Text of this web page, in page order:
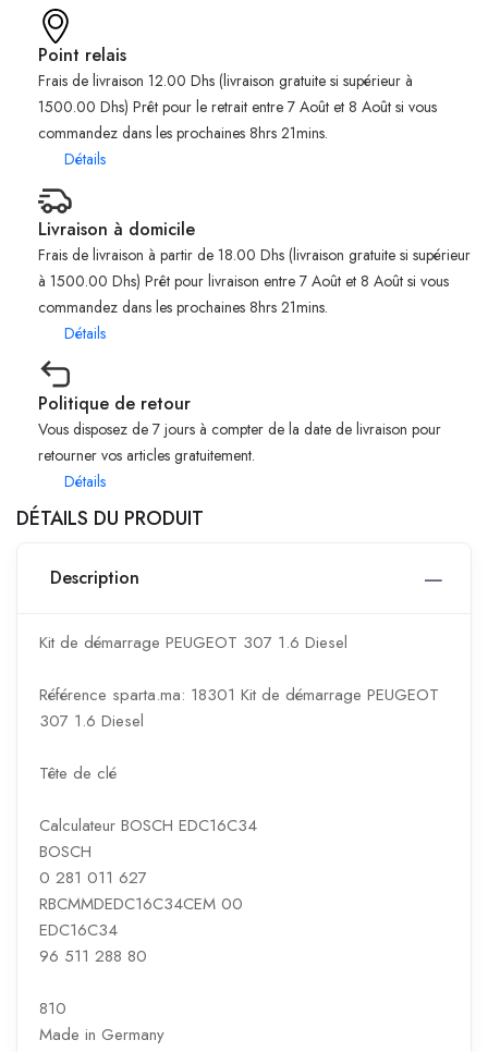
Point relais
Frais de livraison 12.00 Dhs (livraison gratuite si supérieur à
1500.00 Dhs) Prêt pour le retrait entre 7 Août et 8 Août si vous
commandez dans les prochaines 8hrs 21mins.
Détails
Livraison à domicile
Frais de livraison à partir de 18.00 Dhs (livraison gratuite si supérieur
à 1500.00 Dhs) Prêt pour livraison entre 7 Août et 8 Août si vous
commandez dans les prochaines 8hrs 21mins.
Détails
Politique de retour
Vous disposez de 7 jours à compter de la date de livraison pour
retourner vos articles gratuitement.
Détails
DÉTAILS DU PRODUIT
Description
Kit de démarrage PEUGEOT 307 1.6 Diesel
Référence sparta.ma: 18301 Kit de démarrage PEUGEOT
307 1.6 Diesel
Tête de clé
Calculateur BOSCH EDC16C34
BOSCH
0 281 011 627
RBCMMDEDC16C34CEM 00
EDC16C34
96 511 288 80
810
Made in Germany